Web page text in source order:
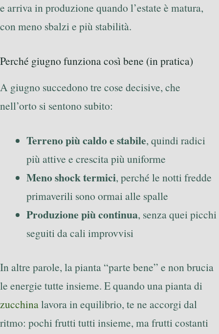
e arriva in produzione quando l’estate è matura,
con meno sbalzi e più stabilità.
Perché giugno funziona così bene (in pratica)
A giugno succedono tre cose decisive, che
nell’orto si sentono subito:
Terreno più caldo e stabile, quindi radici
più attive e crescita più uniforme
Meno shock termici, perché le notti fredde
primaverili sono ormai alle spalle
Produzione più continua, senza quei picchi
seguiti da cali improvvisi
In altre parole, la pianta “parte bene” e non brucia
le energie tutte insieme. E quando una pianta di
zucchinalavora in equilibrio, te ne accorgi dal
ritmo: pochi frutti tutti insieme, ma frutti costanti